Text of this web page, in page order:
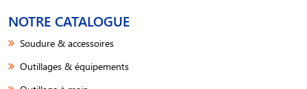
NOTRE CATALOGUE
Soudure & accessoires
Outillages & équipements